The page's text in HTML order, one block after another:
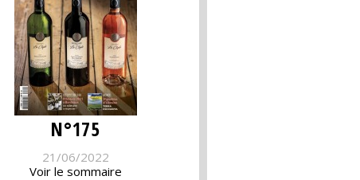
N°175
21/06/2022
Voir le sommaire